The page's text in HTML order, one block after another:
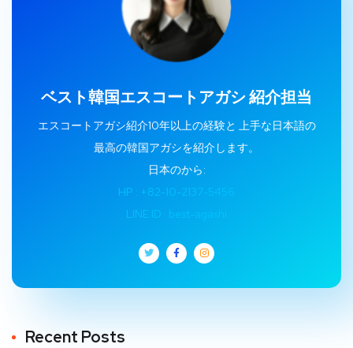
ベスト韓国エスコートアガシ 紹介担当
エスコートアガシ紹介10年以上の経験と 上手な日本語の
最高の韓国アガシを紹介します。
日本のから:
HP : +82-10-2137-5456
LINE ID : best-agashi
Recent Posts